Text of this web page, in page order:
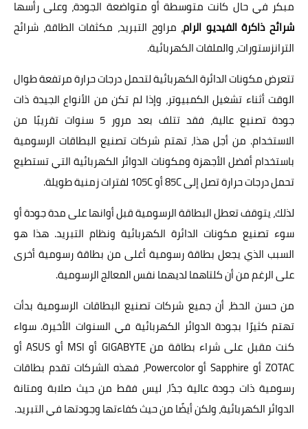
مبكر في حال كانت متوسطة أو متواضعة الجودة، وعلى رأسها
شرائح ذاكرة الفيديو الرام، مراوح التبريد، مكثفات الطاقة، شرائح
الترانزستورات، والملفات الكهربائية.
تتعرض مكونات الدائرة الكهربائية لتحمل درجات حرارة مرتفعة طوال
الوقت أثناء تشغيل الكمبيوتر، وإذا لم تكن من الأنواع الجيدة ذات
جودة تصنيع عالية، فقد تتلف بعد مرور 5 سنوات تقريبًا من
الاستخدام. من أجل هذا، تهتم شركات تصنيع البطاقات الرسومية
باستخدام أفضل الأجهزة ومكونات الدوائر الكهربائية التي تستطيع
تحمل درجات حرارة تصل إلى 85C أو 105C لفترات زمنية طويلة.
لذلك، يتوقف تعطل البطاقة الرسومية قبل أوانها على مدة جودة أو
سوء تصنيع مكونات الدائرة الكهربائية ونظام التبريد. هذا هو
السبب الذي يجعل بطاقة رسومية أغلى من بطاقة رسومية أخرى
على الرغم من أن كلتاهما لديهما نفس المعالج الرسومية.
من حسن الحظ، أن جميع شركات تصنيع البطاقات الرسومية بدأت
تهتم كثيرًا بجودة الدوائر الكهربائية في السنوات الأخيرة. سواء
كنت مقبل على شراء بطاقة من GIGABYTE أو MSI أو ASUS أو
ZOTAC أو Sapphire أو Powercolor، فهذه الشركات تقدم بطاقات
رسومية ذات جودة عالية جدًا، ليس فقط من حيث صلابة ومتانة
الدوائر الكهربائية، ولكن أيضًا من حيث كفاءتها وجودتها في التبريد.